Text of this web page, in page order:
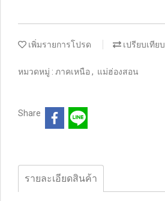
เพิ่มรายการโปรด เปรียบเทียบ
หมวดหมู่ : ภาคเหนือ , แม่ฮ่องสอน
Share
รายละเอียดสินค้า